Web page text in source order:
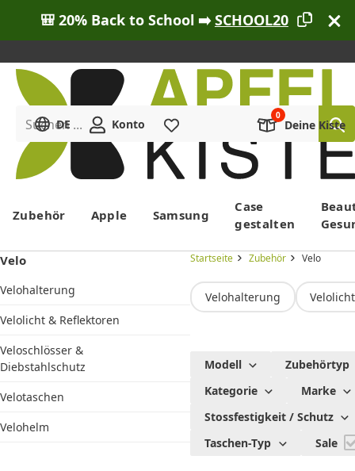
🎒 20% Back to School ➡️SCHOOL20
Menü
Suchen ...
DE Konto Deine Kiste
Zubehör Apple Samsung
Case
gestalten
Velo
Velohalterung
Velolicht & Reflektoren
Veloschlösser &
Diebstahlschutz
Velotaschen
Velohelm
Startseite Zubehör Velo
Velohalterung
Velo
Zubehör
Modell
Zubehörtyp
Kategorie
Marke
Stossfestigkeit / Schutz
Taschen-Typ
Sale